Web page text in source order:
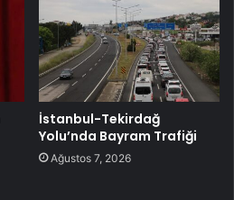
İstanbul-Tekirdağ
Yolu’nda Bayram Trafiği
Ağustos 7, 2026